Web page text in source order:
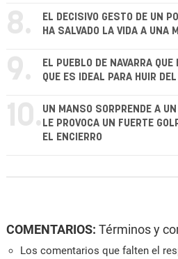
8.
EL DECISIVO GESTO DE UN
HA SALVADO LA VIDA A UNA
9.
EL PUEBLO DE NAVARRA
QUE ES IDEAL PARA HUIR
10. UN MANSO SORPRENDE A
LE PROVOCA UN FUERTE
EL ENCIERRO
COMENTARIOS: Términos y
Los comentarios que falten el